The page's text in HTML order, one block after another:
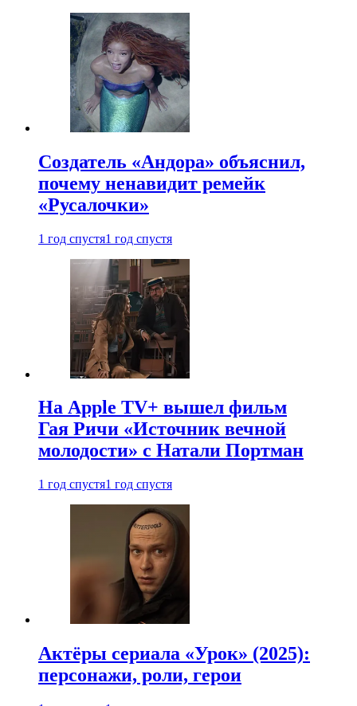
Создатель «Андора» объяснил,
почему ненавидит ремейк
«Русалочки»
1 год спустя1 год спустя
На Apple TV+ вышел фильм
Гая Ричи «Источник вечной
молодости» с Натали Портман
1 год спустя1 год спустя
Актёры сериала «Урок» (2025):
персонажи, роли, герои